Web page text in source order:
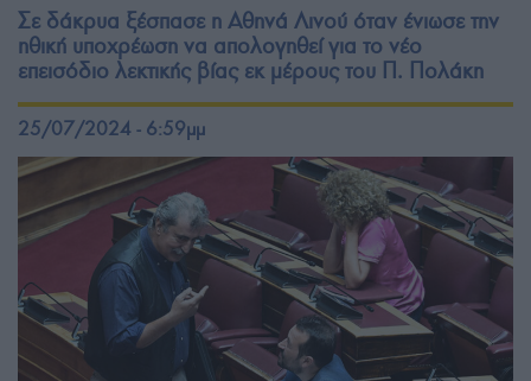
Σε δάκρυα ξέσπασε η Αθηνά Λινού όταν ένιωσε την
ηθική υποχρέωση να απολογηθεί για το νέο
επεισόδιο λεκτικής βίας εκ μέρους του Π. Πολάκη
25/07/2024 - 6:59μμ